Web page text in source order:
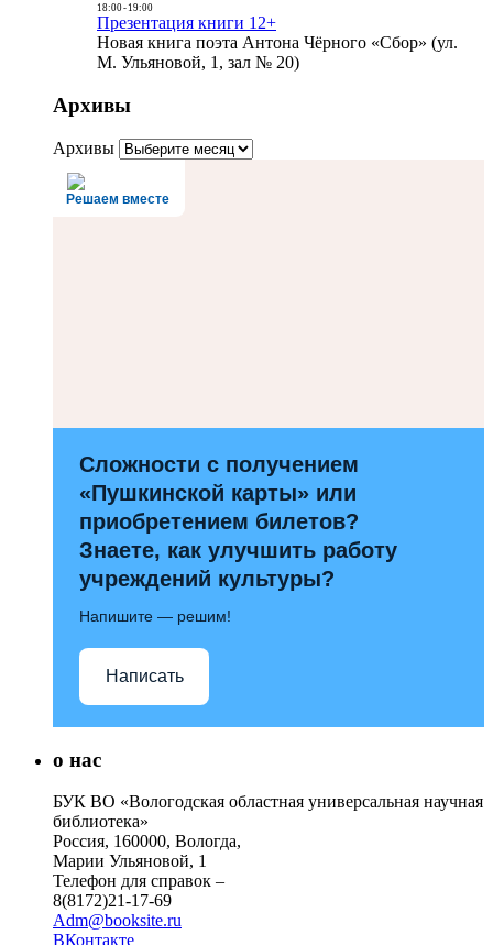
18:00- 19:00
Презентация книги 12+
Новая книга поэта Антона Чёрного «Сбор» (ул.
М. Ульяновой, 1, зал № 20)
Архивы
Архивы
Решаем вместе
Сложности с получением
«Пушкинской карты» или
приобретением билетов?
Знаете, как улучшить работу
учреждений культуры?
Напишите — решим!
Написать
о нас
БУК ВО «Вологодская областная универсальная научная
библиотека»
Россия, 160000, Вологда,
Марии Ульяновой, 1
Телефон для справок –
8(8172)21-17-69
Adm@booksite.ru
ВКонтакте